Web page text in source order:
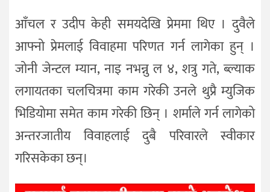
आँचल र उदीप केही समयदेखि प्रेममा थिए । दुवैले
आफ्नो प्रेमलाई विवाहमा परिणत गर्न लागेका हुन् ।
जोनी जेन्टल म्यान, नाइ नभन्नु ल ४, शत्रु गते, ब्ल्याक
लगायतका चलचित्रमा काम गरेकी उनले थुप्रै म्युजिक
भिडियोमा समेत काम गरेकी छिन् । शर्माले गर्न लागेको
अन्तरजातीय विवाहलाई दुबै परिवारले स्वीकार
गरिसकेका छन्।